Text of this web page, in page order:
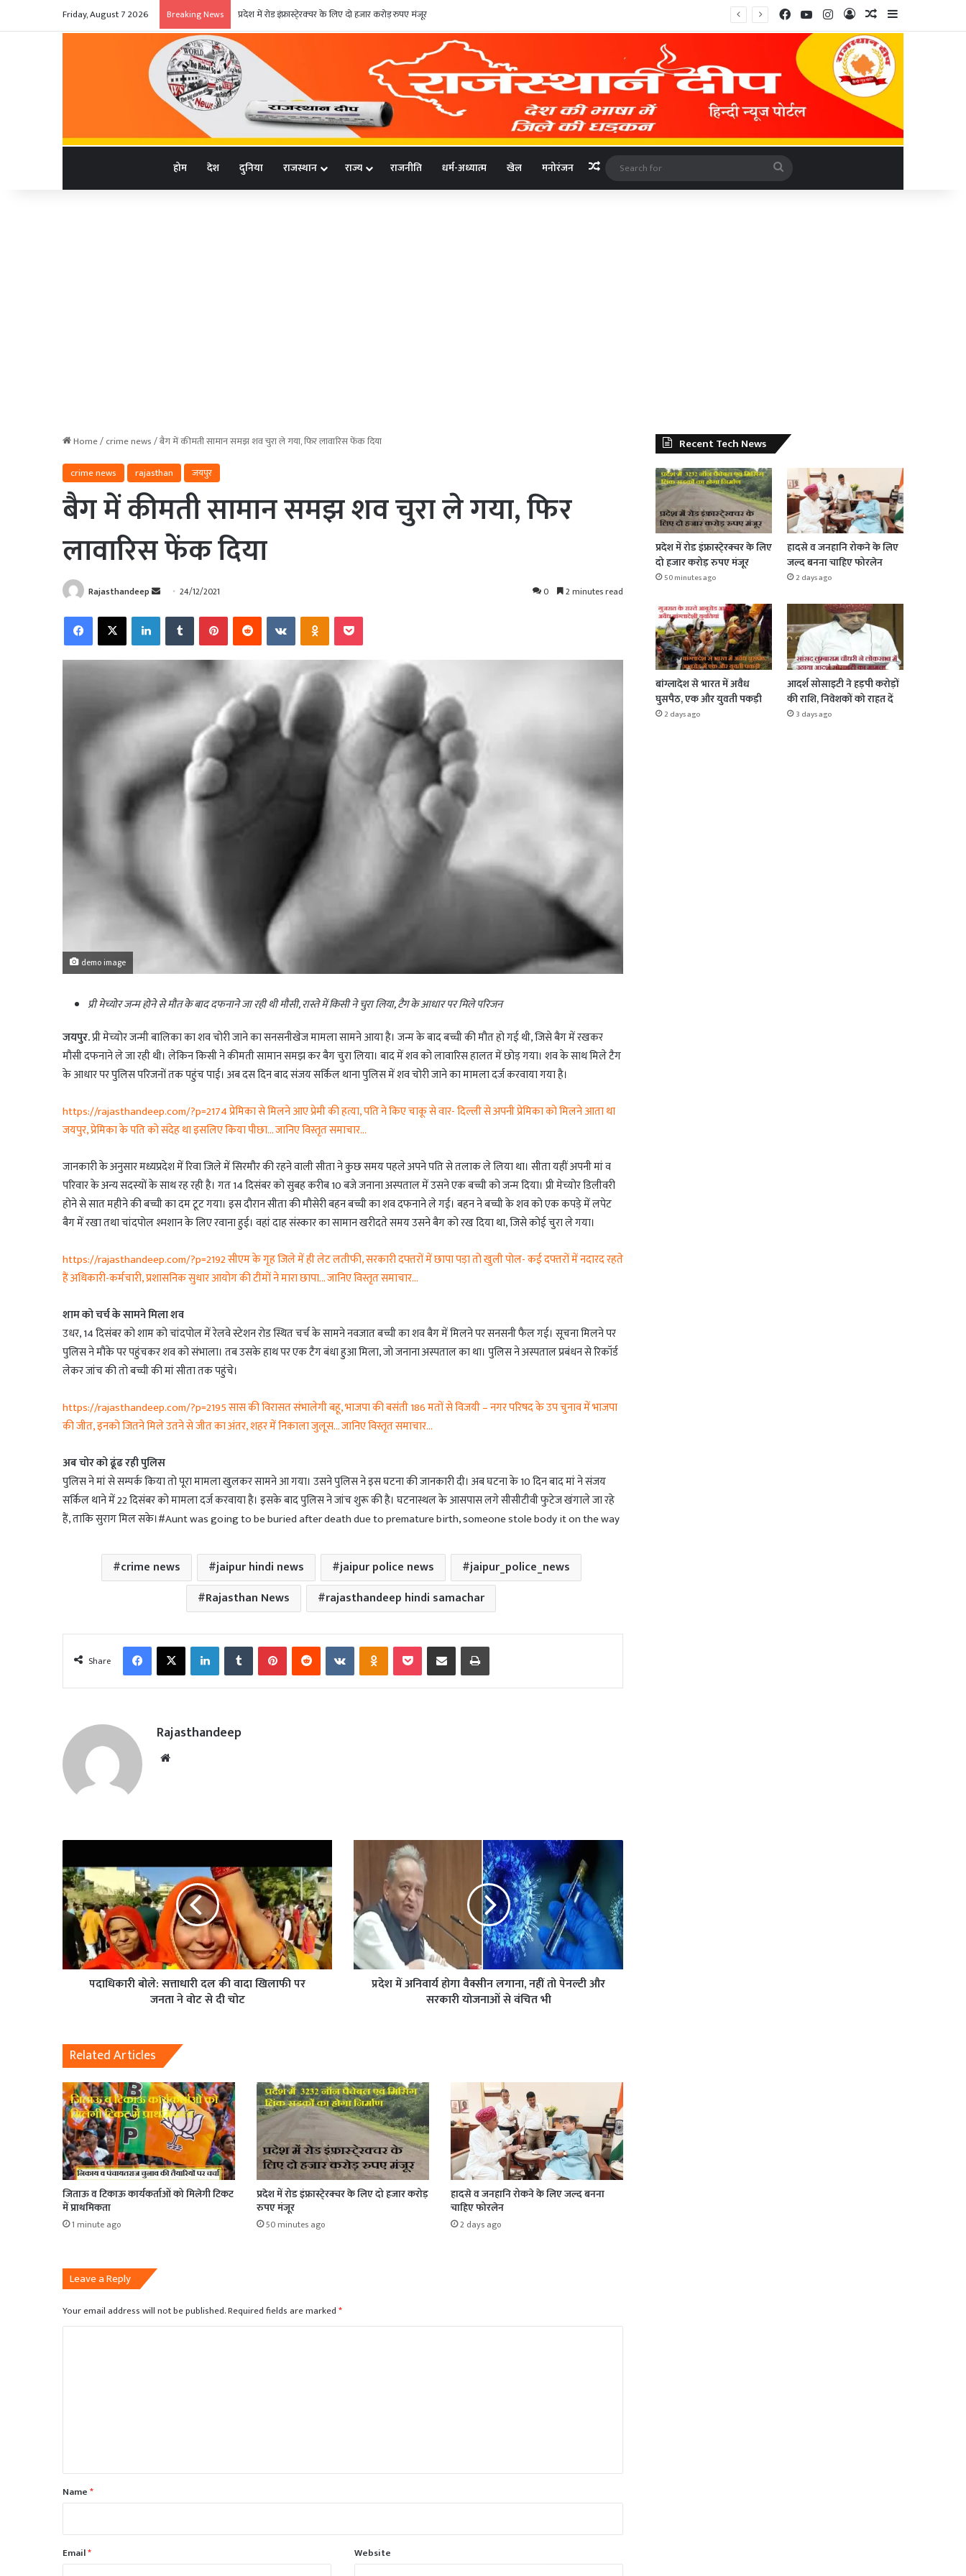
Friday, August 7 2026 Breaking News प्रदेश में रोड इंफ्रास्टे्रक्चर के लिए दो हजार करोड़ रुपए मंजूर FacebookYouTubeInstagram
Log InRandom Article
Sidebar
होम देश दुनिया राजस्थान राज्य राजनीति धर्म-अध्यात्म खेल मनोरंजन Random Article
Search
for
Home/crime news/बैग में कीमती सामान समझ शव चुरा ले गया, फिर लावारिस फेंक दिया
crime news
rajasthan जयपुर
बैग में कीमती सामान समझ शव चुरा ले गया, फिर
लावारिस फेंक दिया
Rajasthandeep
Send
email
24/12/2021 0 2 minutes read
FacebookX LinkedInTumblr PinterestReddit VKontakteOdnoklassniki
Pocket
demo image
प्री मेच्योर जन्म होने से मौत के बाद दफनाने जा रही थी मौसी, रास्ते में किसी ने चुरा लिया, टैग के आधार पर मिले परिजन
जयपुर.प्री मेच्योर जन्मी बालिका का शव चोरी जाने का सनसनीखेज मामला सामने आया है। जन्म के बाद बच्ची की मौत हो गई थी, जिसे बैग में रखकर
मौसी दफनाने ले जा रही थी। लेकिन किसी ने कीमती सामान समझ कर बैग चुरा लिया। बाद में शव को लावारिस हालत में छोड़ गया। शव के साथ मिले टैग
के आधार पर पुलिस परिजनों तक पहुंच पाई। अब दस दिन बाद संजय सर्किल थाना पुलिस में शव चोरी जाने का मामला दर्ज करवाया गया है।
https://rajasthandeep.com/?p=2174 प्रेमिका से मिलने आए प्रेमी की हत्या, पति ने किए चाकू से वार- दिल्ली से अपनी प्रेमिका को मिलने आता था
जयपुर, प्रेमिका के पति को संदेह था इसलिए किया पीछा… जानिए विस्तृत समाचार…
जानकारी के अनुसार मध्यप्रदेश में रिवा जिले में सिरमौर की रहने वाली सीता ने कुछ समय पहले अपने पति से तलाक ले लिया था। सीता यहीं अपनी मां व
परिवार के अन्य सदस्यों के साथ रह रही है। गत 14 दिसंबर को सुबह करीब 10 बजे जनाना अस्पताल में उसने एक बच्ची को जन्म दिया। प्री मेच्योर डिलीवरी
होने से सात महीने की बच्ची का दम टूट गया। इस दौरान सीता की मौसेरी बहन बच्ची का शव दफनाने ले गई। बहन ने बच्ची के शव को एक कपड़े में लपेट
बैग में रखा तथा चांदपोल श्मशान के लिए रवाना हुई। वहां दाह संस्कार का सामान खरीदते समय उसने बैग को रख दिया था, जिसे कोई चुरा ले गया।
https://rajasthandeep.com/?p=2192 सीएम के गृह जिले में ही लेट लतीफी, सरकारी दफ्तरों में छापा पड़ा तो खुली पोल- कई दफ्तरों में नदारद रहते
हैं अधिकारी-कर्मचारी, प्रशासनिक सुधार आयोग की टीमों ने मारा छापा… जानिए विस्तृत समाचार…
शाम को चर्च के सामने मिला शव
उधर, 14 दिसंबर को शाम को चांदपोल में रेलवे स्टेशन रोड स्थित चर्च के सामने नवजात बच्ची का शव बैग में मिलने पर सनसनी फैल गई। सूचना मिलने पर
पुलिस ने मौके पर पहुंचकर शव को संभाला। तब उसके हाथ पर एक टैग बंधा हुआ मिला, जो जनाना अस्पताल का था। पुलिस ने अस्पताल प्रबंधन से रिकॉर्ड
लेकर जांच की तो बच्ची की मां सीता तक पहुंचे।
https://rajasthandeep.com/?p=2195 सास की विरासत संभालेगी बहू, भाजपा की बसंती 186 मतों से विजयी – नगर परिषद के उप चुनाव में भाजपा
की जीत, इनको जितने मिले उतने से जीत का अंतर, शहर में निकाला जुलूस… जानिए विस्तृत समाचार…
अब चोर को ढूंढ रही पुलिस
पुलिस ने मां से सम्पर्क किया तो पूरा मामला खुलकर सामने आ गया। उसने पुलिस ने इस घटना की जानकारी दी। अब घटना के 10 दिन बाद मां ने संजय
सर्किल थाने में 22 दिसंबर को मामला दर्ज करवाया है। इसके बाद पुलिस ने जांच शुरू की है। घटनास्थल के आसपास लगे सीसीटीवी फुटेज खंगाले जा रहे
हैं, ताकि सुराग मिल सके।#Aunt was going to be buried after death due to premature birth, someone stole body it on the way
crime news jaipur hindi news jaipur police news
jaipur_police_news
Rajasthan News
rajasthandeep hindi samachar
Share
FacebookX LinkedInTumblr PinterestReddit VKontakteOdnoklassniki
Pocket Share via Email Print
Rajasthandeep
पदाधिकारी बोले: सत्ताधारी दल की वादा खिलाफी पर
जनता ने वोट से दी चोट
प्रदेश में अनिवार्य होगा वैक्सीन लगाना, नहीं तो पेनल्टी और
सरकारी योजनाओं से वंचित भी
Related Articles
जिताऊ व टिकाऊ कार्यकर्ताओं को मिलेगी टिकट
में प्राथमिकता
1 minute ago
प्रदेश में रोड इंफ्रास्टे्रक्चर के लिए दो हजार करोड़
रुपए मंजूर
50 minutes ago
हादसे व जनहानि रोकने के लिए जल्द बनना
चाहिए फोरलेन
2 days ago
Leave a Reply
Your email address will not be published.Required fields are marked*
*Name*
Email* Website
Recent Tech News
प्रदेश में रोड इंफ्रास्टे्रक्चर के लिए
दो हजार करोड़ रुपए मंजूर
50 minutes ago
हादसे व जनहानि रोकने के लिए
जल्द बनना चाहिए फोरलेन
2 days ago
बांग्लादेश से भारत में अवैध
घुसपैठ, एक और युवती पकड़ी
2 days ago
आदर्श सोसाइटी ने हड़पी करोड़ों
की राशि, निवेशकों को राहत दें
3 days ago